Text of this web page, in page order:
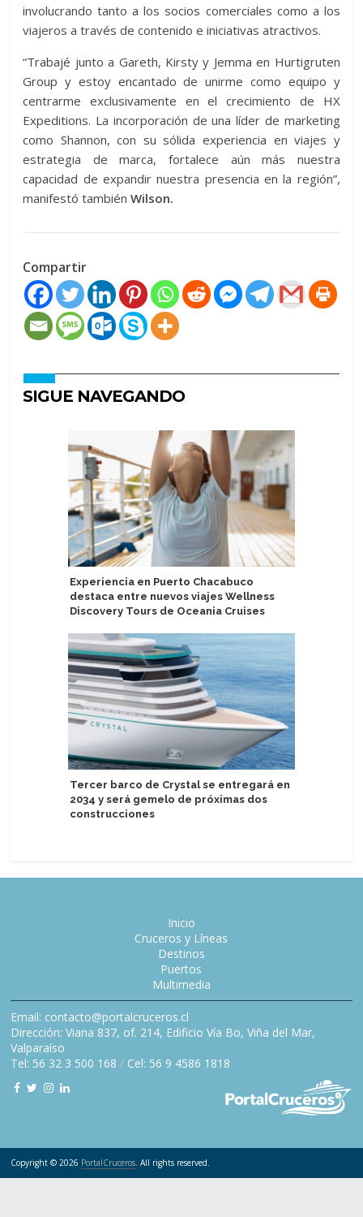
involucrando tanto a los socios comerciales como a los
viajeros a través de contenido e iniciativas atractivos.
“Trabajé junto a Gareth, Kirsty y Jemma en Hurtigruten
Group y estoy encantado de unirme como equipo y
centrarme exclusivamente en el crecimiento de HX
Expeditions. La incorporación de una líder de marketing
como Shannon, con su sólida experiencia en viajes y
estrategia de marca, fortalece aún más nuestra
capacidad de expandir nuestra presencia en la región”,
manifestó tambiénWilson.
Compartir
SIGUE NAVEGANDO
Experiencia en Puerto Chacabuco
destaca entre nuevos viajes Wellness
Discovery Tours de Oceania Cruises
Tercer barco de Crystal se entregará en
2034 y será gemelo de próximas dos
construcciones
Inicio
Cruceros y Líneas
Destinos
Puertos
Multimedia
Email: contacto@portalcruceros.cl
Dirección: Viana 837, of. 214, Edificio Vía Bo, Viña del Mar,
Valparaíso
Tel: 56 32 3 500 168 / Cel: 56 9 4586 1818
Copyright © 2026 PortalCruceros. All rights reserved.